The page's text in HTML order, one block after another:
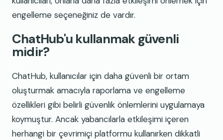
engelleme seçeneğiniz de vardır.
ChatHub'u kullanmak güvenli
midir?
ChatHub, kullanıcılar için daha güvenli bir ortam
oluşturmak amacıyla raporlama ve engelleme
özellikleri gibi belirli güvenlik önlemlerini uygulamaya
koymuştur. Ancak yabancılarla etkileşimi içeren
herhangi bir çevrimiçi platformu kullanırken dikkatli